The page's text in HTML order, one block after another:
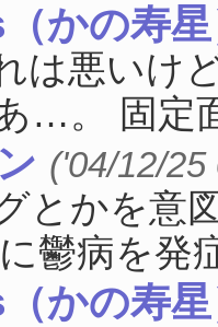
かの寿
は悪いけ
…。 固定
('04/12/25
とかを意
鬱病を発
かの寿